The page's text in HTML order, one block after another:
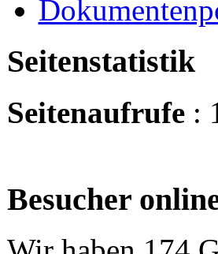
Seitenstatistik
Seitenaufrufe:
Besucher